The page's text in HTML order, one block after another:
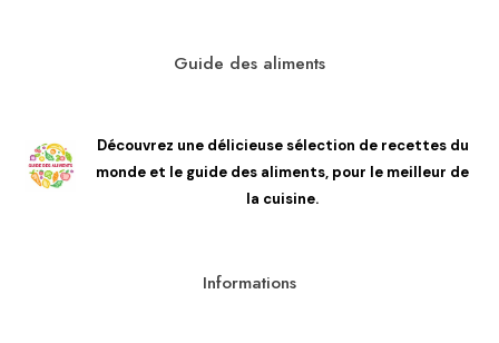
Guide des aliments
Découvrez une délicieuse sélection de recettes du
monde et le guide des aliments, pour le meilleur de
la cuisine.
Informations